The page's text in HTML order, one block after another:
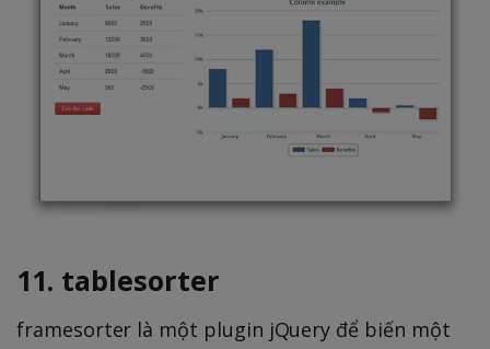
11. tablesorter
framesorter là một plugin jQuery để biến một